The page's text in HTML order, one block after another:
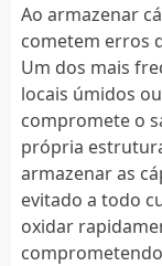
Ao armazenar
cometem erros
Um dos mais
locais úmidos
compromete o
própria
armazenar as
evitado a todo
oxidar